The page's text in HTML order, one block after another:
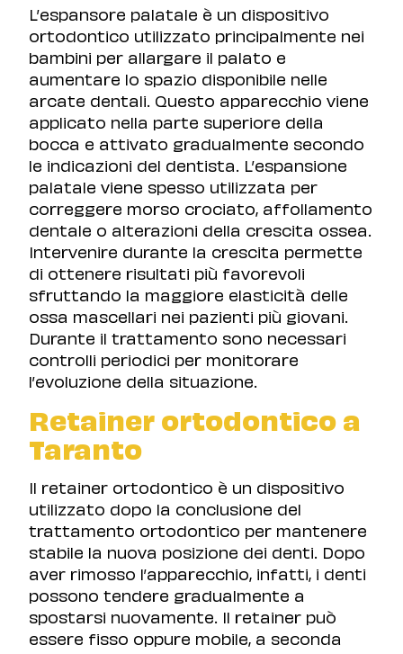
L’espansore palatale è un dispositivo
ortodontico utilizzato principalmente nei
bambini per allargare il palato e
aumentare lo spazio disponibile nelle
arcate dentali. Questo apparecchio viene
applicato nella parte superiore della
bocca e attivato gradualmente secondo
le indicazioni del dentista. L’espansione
palatale viene spesso utilizzata per
correggere morso crociato, affollamento
dentale o alterazioni della crescita ossea.
Intervenire durante la crescita permette
di ottenere risultati più favorevoli
sfruttando la maggiore elasticità delle
ossa mascellari nei pazienti più giovani.
Durante il trattamento sono necessari
controlli periodici per monitorare
l’evoluzione della situazione.
Retainer ortodontico a
Taranto
Il retainer ortodontico è un dispositivo
utilizzato dopo la conclusione del
trattamento ortodontico per mantenere
stabile la nuova posizione dei denti. Dopo
aver rimosso l’apparecchio, infatti, i denti
possono tendere gradualmente a
spostarsi nuovamente. Il retainer può
essere fisso oppure mobile, a seconda